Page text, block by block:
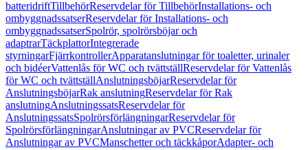
batteridriftTillbehörReservdelar för TillbehörInstallations- och
ombyggnadssatserReservdelar för Installations- och
ombyggnadssatserSpolrör, spolrörsböjar och
adaptrarTäckplattorIntegrerade
styrningarFjärrkontrollerApparatanslutningar för toaletter, urinaler
och bidéerVattenlås för WC och tvättställReservdelar för Vattenlås
för WC och tvättställAnslutningsböjarReservdelar för
AnslutningsböjarRak anslutningReservdelar för Rak
anslutningAnslutningssatsReservdelar för
AnslutningssatsSpolrörsförlängningarReservdelar för
SpolrörsförlängningarAnslutningar av PVCReservdelar för
Anslutningar av PVCManschetter och täckkåporAdapter- och